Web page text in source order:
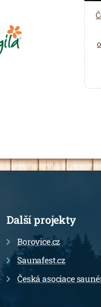
Další projekty
Borovice.cz
Saunafest.cz
Česká asociace